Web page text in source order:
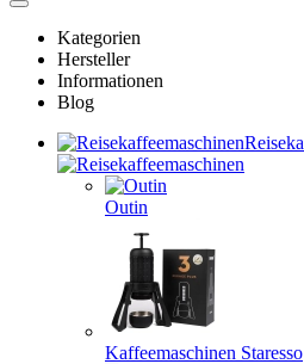
Kategorien
Hersteller
Informationen
Blog
Outin
Kaffeemaschinen Staresso